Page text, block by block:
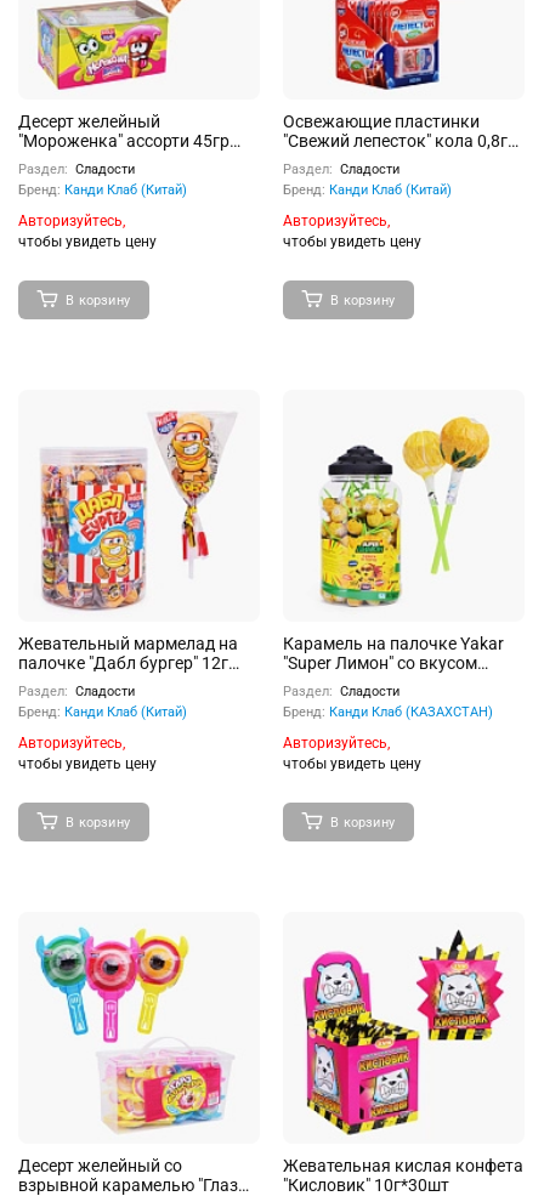
Десерт желейный
"Мороженка" ассорти 45гр
30шт
Раздел: Сладости
Бренд: Канди Клаб (Китай)
Авторизуйтесь,
чтобы увидеть цену
В корзину
Освежающие пластинки
"Свежий лепесток" кола 0,8г
20шт
Раздел: Сладости
Бренд: Канди Клаб (Китай)
Авторизуйтесь,
чтобы увидеть цену
В корзину
Жевательный мармелад на
палочке "Дабл бургер" 12г
50шт
Раздел: Сладости
Бренд: Канди Клаб (Китай)
Авторизуйтесь,
чтобы увидеть цену
В корзину
Карамель на палочке Yakar
"Super Лимон" со вкусом
лимона 16г 100шт
Раздел: Сладости
Бренд: Канди Клаб (КАЗАХСТАН)
Авторизуйтесь,
чтобы увидеть цену
В корзину
Десерт желейный со
взрывной карамелью "Глаз
Жевательная кислая конфета
"Кисловик" 10г*30шт